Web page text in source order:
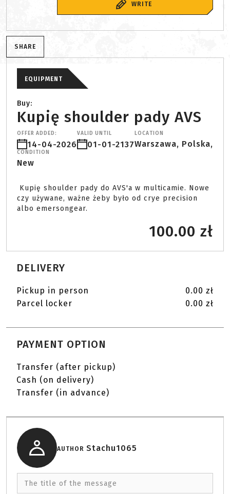
WRITE
SHARE
EQUIPMENT
Buy:
Kupię shoulder pady AVS
OFFER ADDED:
14-04-2026
VALID UNTIL
01-01-2137
LOCATION
Warszawa, Polska,
CONDITION
New
czy używane, ważne żeby było od crye precision
albo emersongear.
100.00 zł
DELIVERY
Pickup in person
0.00 zł
Parcel locker
0.00 zł
PAYMENT OPTION
Transfer (after pickup)
Cash (on delivery)
Transfer (in advance)
AUTHOR Stachu1065
The title of the message